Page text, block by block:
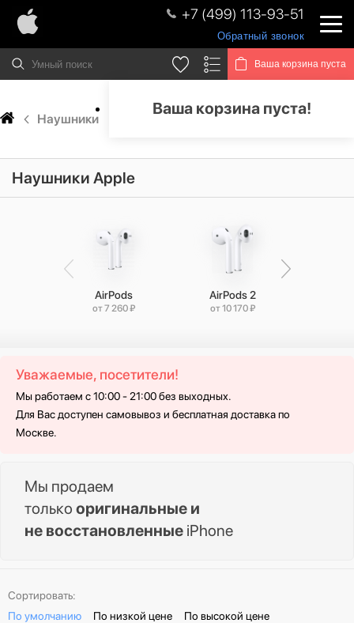
+7 (499) 113-93-51
Обратный звонок
Ваша корзина пуста
Ваша корзина пуста!
Наушники
Наушники Apple
AirPods
от 7 260 ₽
AirPods 2
от 10 170 ₽
Уважаемые, посетители!
Мы работаем с 10:00 - 21:00 без выходных.
Для Вас доступен самовывоз и бесплатная доставка по
Москве.
Мы продаем
только оригинальные и
не восстановленные iPhone
Сортировать:
По умолчанию
По низкой цене
По высокой цене